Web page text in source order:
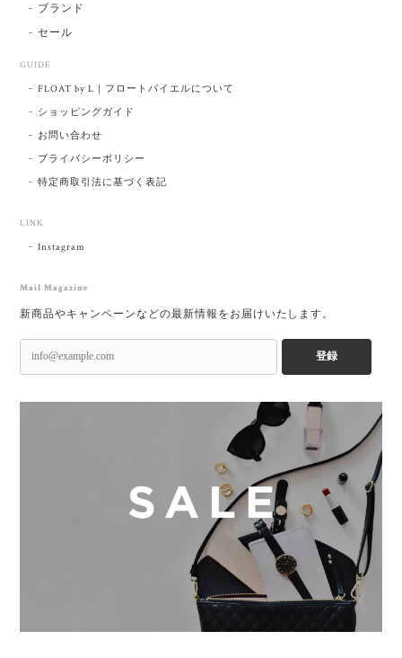
ブランド
セール
GUIDE
FLOAT by L｜フロートバイエルについて
ショッピングガイド
お問い合わせ
プライバシーポリシー
特定商取引法に基づく表記
LINK
Instagram
Mail Magazine
新商品やキャンペーンなどの最新情報をお届けいたします。
登録